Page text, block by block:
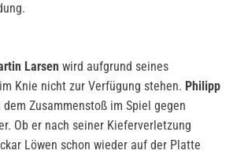
Larsen wird aufgrund seines
Knie nicht zur Verfügung stehen. Philipp
Zusammenstoß im Spiel gegen
Ob er nach seiner Kieferverletzung
Löwen schon wieder auf der Platte